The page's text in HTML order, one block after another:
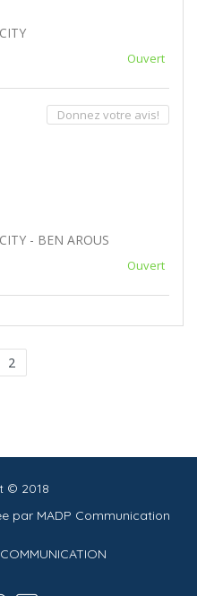
Ouvert
- BEN AROUS
Ouvert
Donnez votre avis!
2
© 2018
par MADP Communication